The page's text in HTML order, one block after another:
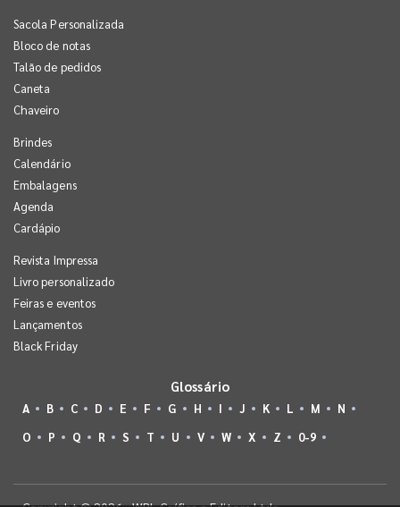
Sacola Personalizada
Bloco de notas
Talão de pedidos
Caneta
Chaveiro
Brindes
Calendário
Embalagens
Agenda
Cardápio
Revista Impressa
Livro personalizado
Feiras e eventos
Lançamentos
Black Friday
Glossário
A B C D E F G H I J K L M
N
O
P Q R S T U V W X Z 0-9